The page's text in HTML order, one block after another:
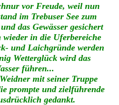
vor Freude, weil nun
im Trebuser See zum
das Gewässer gesichert
in die Uferbereiche
und Laichgründe werden
Wetterglück wird das
führen...
mit seiner Truppe
prompte und zielführende
gedankt.